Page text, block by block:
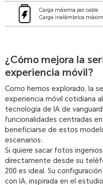
Carga máxima por cable
Carga inalámbrica
¿Cómo mejora la
experiencia móvil?
Como hemos explorado, la
experiencia móvil cotidiana
tecnología de IA de
funcionalidades centradas
beneficiarse de estos
escenarios:
Si quiere sacar fotos
directamente desde su
200 es ideal. Su
con IA, inspirada en el